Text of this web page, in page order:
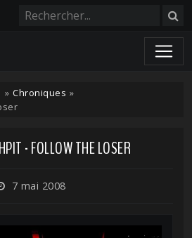
» Chroniques »
- FOLLOW THE LOSER
7 mai 2008